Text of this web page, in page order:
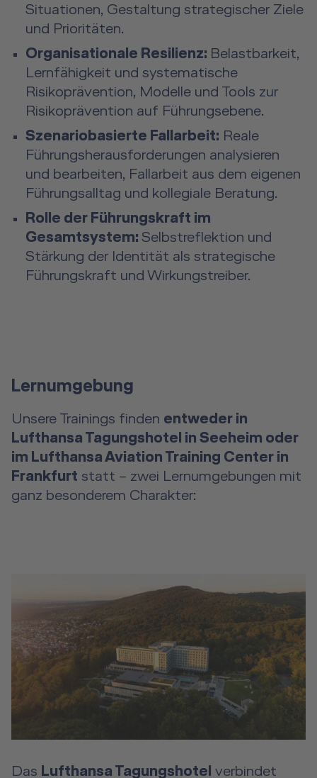
Situationen, Gestaltung strategischer Ziele
und Prioritäten.
Organisationale Resilienz: Belastbarkeit,
Lernfähigkeit und systematische
Risikoprävention, Modelle und Tools zur
Risikoprävention auf Führungsebene.
Szenariobasierte Fallarbeit: Reale
Führungsherausforderungen analysieren
und bearbeiten, Fallarbeit aus dem eigenen
Führungsalltag und kollegiale Beratung.
Rolle der Führungskraft im
Gesamtsystem: Selbstreflektion und
Stärkung der Identität als strategische
Führungskraft und Wirkungstreiber.
Lernumgebung
Unsere Trainings finden entweder in
Lufthansa Tagungshotel in Seeheim oder
im Lufthansa Aviation Training Center in
Frankfurt statt – zwei Lernumgebungen mit
ganz besonderem Charakter:
Das Lufthansa Tagungshotel verbindet